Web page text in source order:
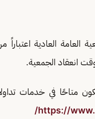
العامة العادية اعتباراً
متاحًا في خدمات
https://